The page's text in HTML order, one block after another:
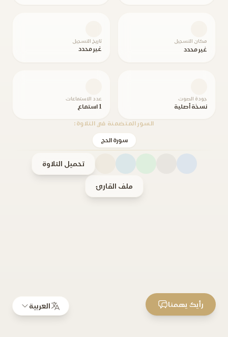
مكان التسجيل
غير محدد
تاريخ التسجيل
غير محدد
جودة الصوت
نسخة أصلية
عدد الاستماعات
1 استماع
السور المتضمنة في التلاوة:
سورة الحج
تحميل التلاوة
ملف القارئ
العربية رأيك يهمنا